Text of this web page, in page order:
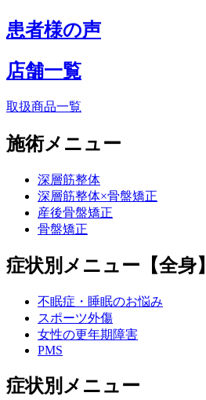
患者様の声
店舗一覧
取扱商品一覧
施術メニュー
深層筋整体
深層筋整体×骨盤矯正
産後骨盤矯正
骨盤矯正
症状別メニュー【全身】
不眠症・睡眠のお悩み
スポーツ外傷
女性の更年期障害
PMS
症状別メニュー